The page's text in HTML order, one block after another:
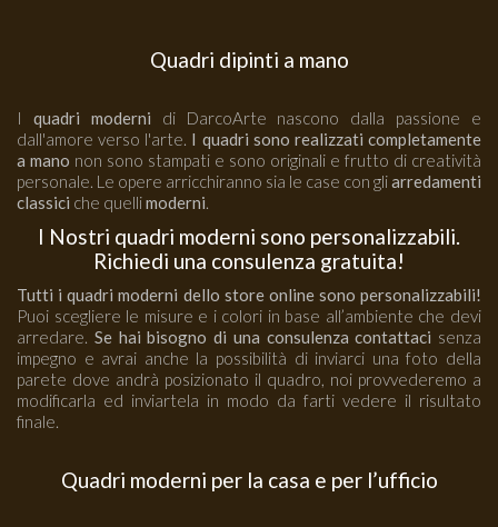
Quadri dipinti a mano
I quadri moderni di DarcoArte nascono dalla passione e
dall'amore verso l'arte. I quadri sono realizzati completamente
a mano non sono stampati e sono originali e frutto di creatività
personale. Le opere arricchiranno sia le case con gliarredamenti
classici che quellimoderni.
I Nostri quadri moderni sono personalizzabili.
Richiedi una consulenza gratuita!
Tutti i quadri moderni dello store online sono personalizzabili!
Puoi scegliere le misure e i colori in base all’ambiente che devi
arredare. Se hai bisogno di una consulenza contattaci senza
impegno e avrai anche la possibilità di inviarci una foto della
parete dove andrà posizionato il quadro, noi provvederemo a
modificarla ed inviartela in modo da farti vedere il risultato
finale.
Quadri moderni per la casa e per l’ufficio